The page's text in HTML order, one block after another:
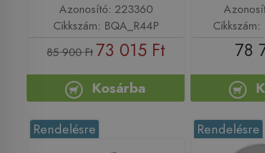
Azonosító: 223360
Cikkszám: BQA_R44P
85 900 Ft 73 015 Ft
Kosárba
78
Rendelésre Rendelésre